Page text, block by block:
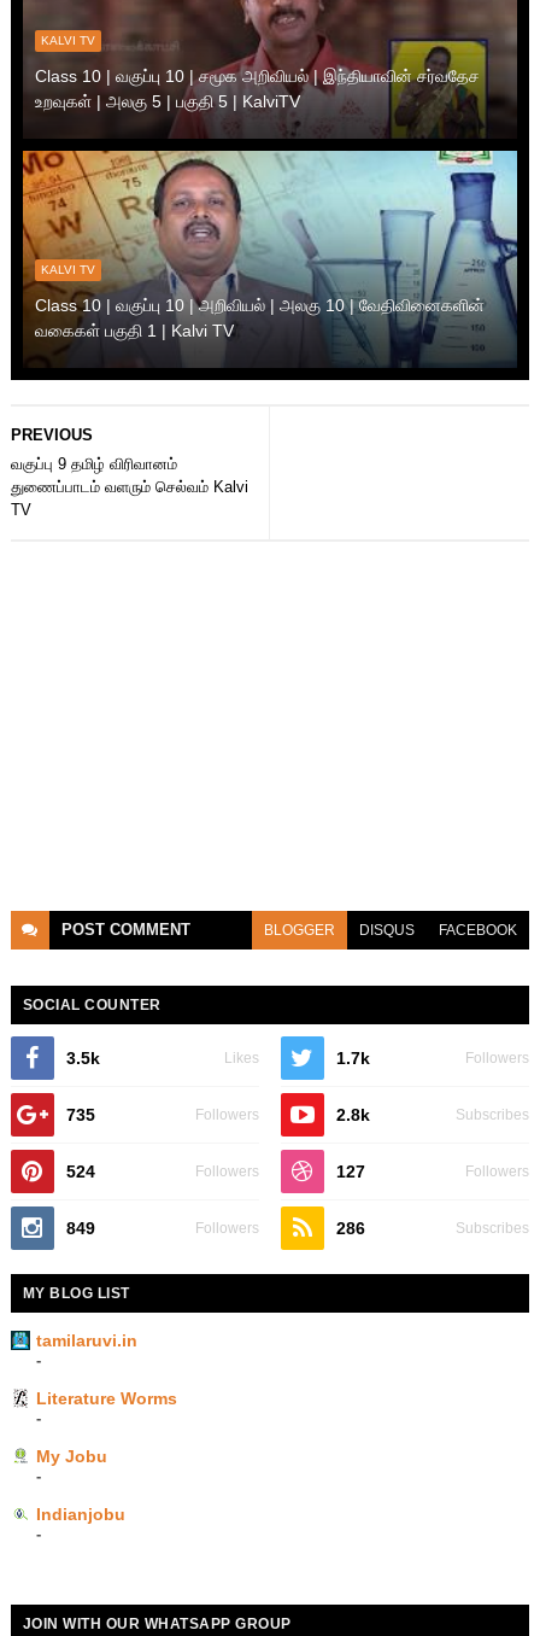
KALVI TV
Class 10 | வகுப்பு 10 | சமூக அறிவியல் | இந்தியாவின் சர்வதேச
உறவுகள் | அலகு 5 | பகுதி 5 | KalviTV
KALVI TV
Class 10 | வகுப்பு 10 | அறிவியல் | அலகு 10 | வேதிவினைகளின்
வகைகள் பகுதி 1 | Kalvi TV
PREVIOUS
வகுப்பு 9 தமிழ் விரிவானம்
துணைப்பாடம் வளரும் செல்வம் Kalvi
TV
POST COMMENT BLOGGER DISQUS FACEBOOK
SOCIAL COUNTER
3.5k Likes 1.7k Followers
735 Followers 2.8k Subscribes
524 Followers 127 Followers
849 Followers 286 Subscribes
MY BLOG LIST
tamilaruvi.in
-
Literature Worms
-
My Jobu
-
Indianjobu
-
JOIN WITH OUR WHATSAPP GROUP